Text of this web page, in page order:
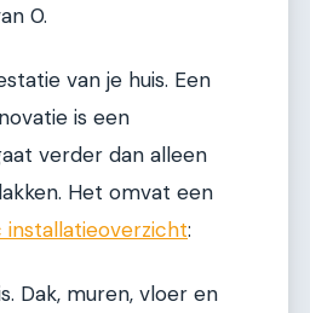
0.
van je huis. Een
is een
verder dan alleen
Het omvat een
:
Dak, muren, vloer en